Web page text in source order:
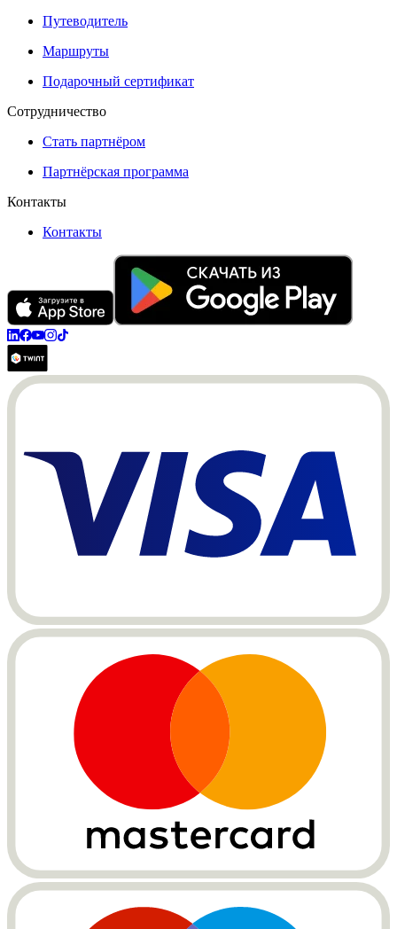
Путеводитель
Маршруты
Подарочный сертификат
Сотрудничество
Стать партнёром
Партнёрская программа
Контакты
Контакты